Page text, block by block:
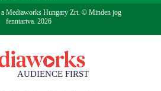
a Mediaworks Hungary Zrt. © Minden jog
fenntartva. 2026